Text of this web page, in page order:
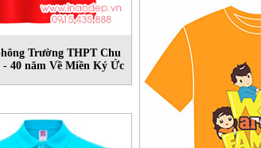
Trường THPT Chu
- 40 năm Về Miền Ký Ức